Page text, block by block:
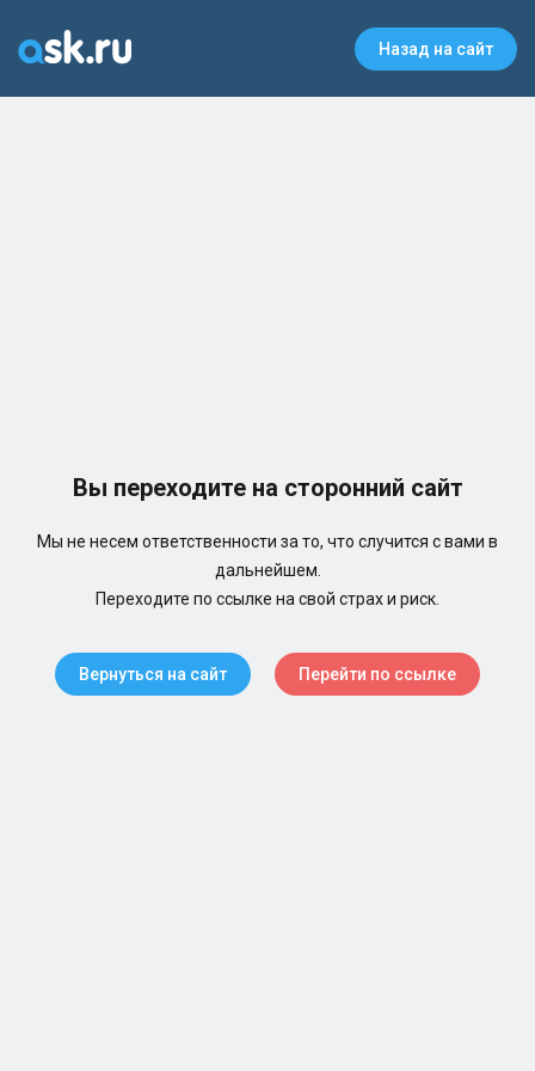
Назад на сайт
Вы переходите на сторонний сайт
Мы не несем ответственности за то, что случится с вами в
дальнейшем.
Переходите по ссылке на свой страх и риск.
Вернуться на сайт Перейти по ссылке